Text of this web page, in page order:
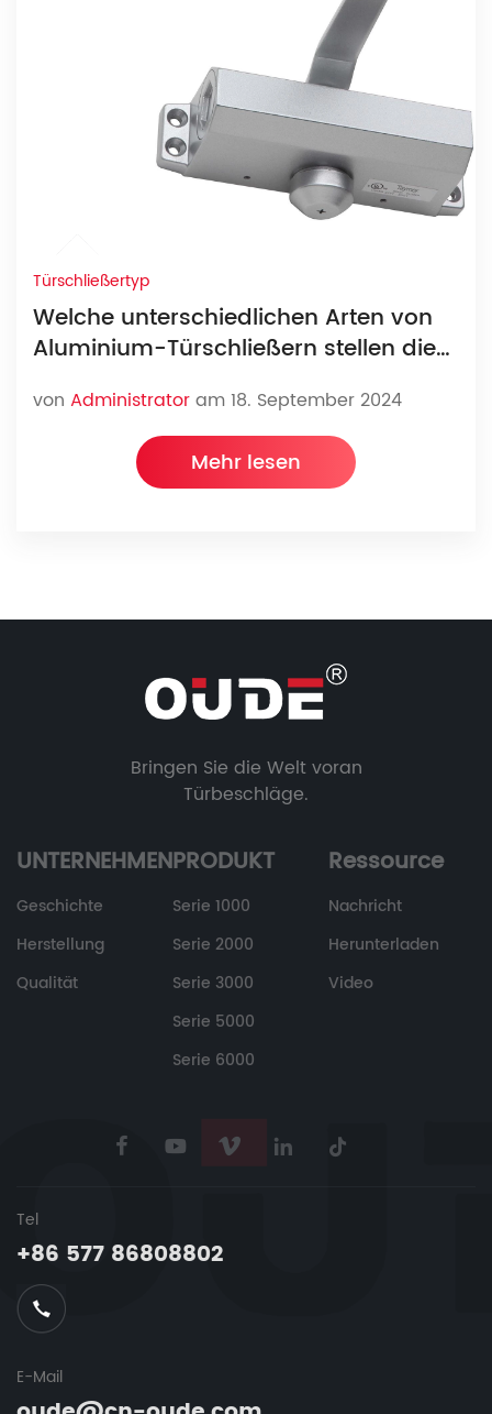
Türschließertyp
Welche unterschiedlichen Arten von
Aluminium-Türschließern stellen die
von Administratoram 18. September 2024
Mehr lesen
Bringen Sie die Welt voran
Türbeschläge.
UNTERNEHMEN
Geschichte
Herstellung
Qualität
PRODUKT
Serie 1000
Serie 2000
Serie 3000
Serie 5000
Serie 6000
Ressource
Nachricht
Herunterladen
Video
Tel
+86 577 86808802
E-Mail